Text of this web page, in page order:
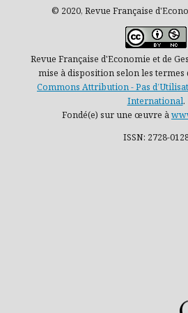
© 2020, Revue Française
Revue Française d'Economie et de
mise à disposition selon les termes
Commons Attribution - Pas
International.
Fondé(e) sur une œuvre à
ISSN: 2728-